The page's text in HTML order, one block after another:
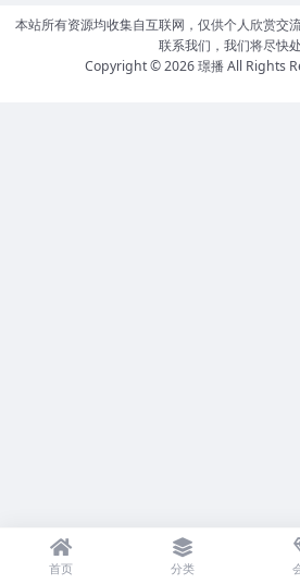
本站所有资源均收集自互联网，仅供个人欣赏交
联系我们，我们将尽快
Copyright © 2026璟播All Rights
首页 分类